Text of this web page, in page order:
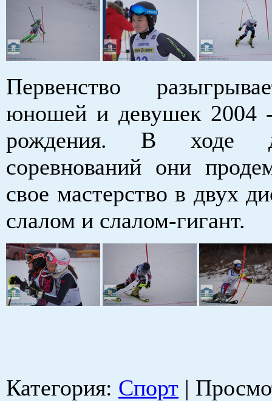
Первенство
юношей и девушек 2004
рождения. В ходе
соревнований они
свое мастерство в двух
слалом и слалом-гигант.
Категория: Спорт |